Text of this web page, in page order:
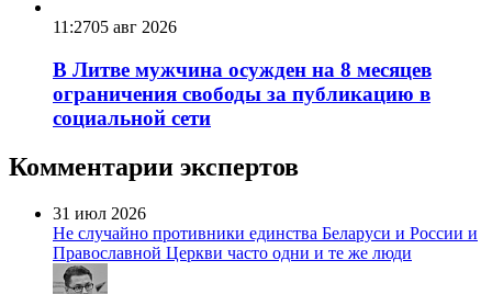
11:2705 авг 2026
В Литве мужчина осужден на 8 месяцев
ограничения свободы за публикацию в
социальной сети
Комментарии экспертов
31 июл 2026
Не случайно противники единства Беларуси и России и
Православной Церкви часто одни и те же люди